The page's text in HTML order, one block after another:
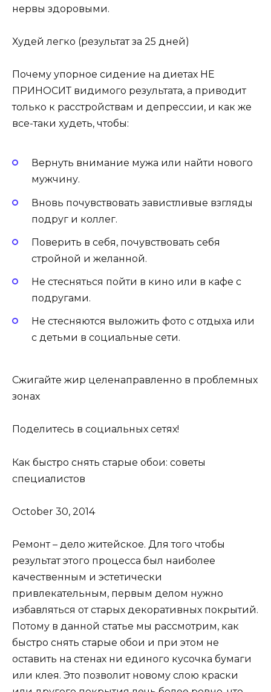
нервы здоровыми.
Худей легко (результат за 25 дней)
Почему упорное сидение на диетах НЕ
ПРИНОСИТ видимого результата, а приводит
только к расстройствам и депрессии, и как же
все-таки худеть, чтобы:
Вернуть внимание мужа или найти нового
мужчину.
Вновь почувствовать завистливые взгляды
подруг и коллег.
Поверить в себя, почувствовать себя
стройной и желанной.
Не стесняться пойти в кино или в кафе с
подругами.
Не стесняются выложить фото с отдыха или
с детьми в социальные сети.
Сжигайте жир целенаправленно в проблемных
зонах
Поделитесь в социальных сетях!
Как быстро снять старые обои: советы
специалистов
October 30, 2014
Ремонт – дело житейское. Для того чтобы
результат этого процесса был наиболее
качественным и эстетически
привлекательным, первым делом нужно
избавляться от старых декоративных покрытий.
Потому в данной статье мы рассмотрим, как
быстро снять старые обои и при этом не
оставить на стенах ни единого кусочка бумаги
или клея. Это позволит новому слою краски